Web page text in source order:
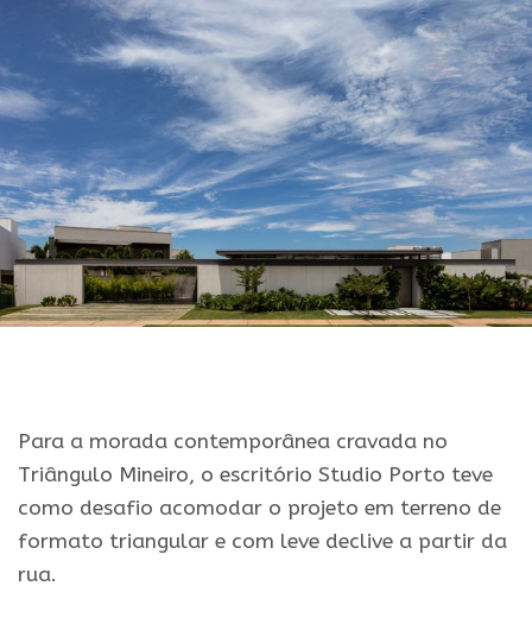
Para a morada contemporânea cravada no
Triângulo Mineiro, o escritório Studio Porto teve
como desafio acomodar o projeto em terreno de
formato triangular e com leve declive a partir da
rua.